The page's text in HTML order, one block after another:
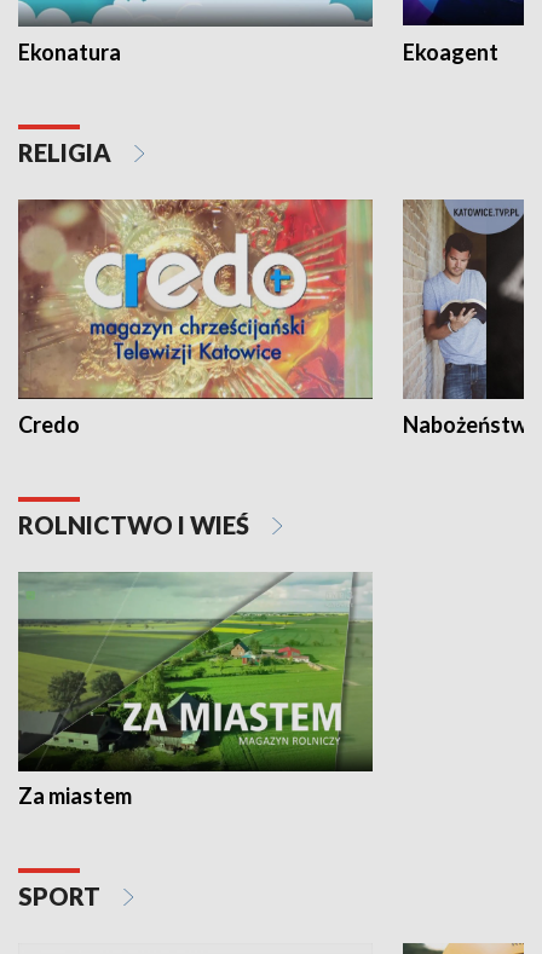
Ekonatura Ekoagent
RELIGIA
Credo
ROLNICTWO I WIEŚ
Za miastem
SPORT